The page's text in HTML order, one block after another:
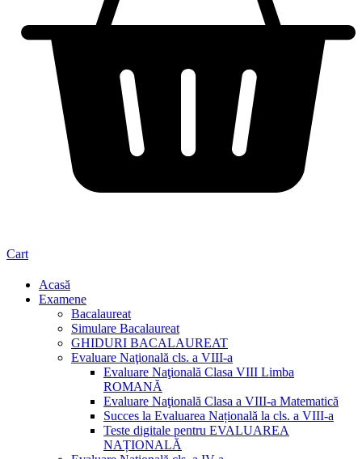
Cart
Acasă
Examene
Bacalaureat
Simulare Bacalaureat
GHIDURI BACALAUREAT
Evaluare Naţională cls. a VIII-a
Evaluare Naţională Clasa VIII Limba
ROMANĂ
Evaluare Naţională Clasa a VIII-a Matematică
Succes la Evaluarea Națională la cls. a VIII-a
Teste digitale pentru EVALUAREA
NAȚIONALĂ